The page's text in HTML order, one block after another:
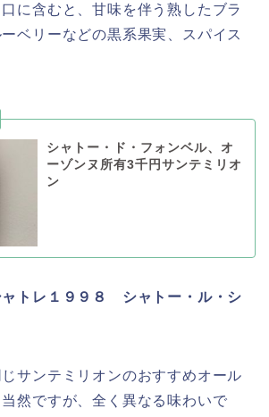
に含むと、甘味を伴う熟したブラ
ベリーなどの黒系果実、スパイス
シャトー・ド・フォンベル、オ
ーゾンヌ所有3千円サンテミリオ
ン
ャトレ１９９８ シャトー・ル・シ
サンテミリオンのおすすめオール
当然ですが、全く異なる味わいで